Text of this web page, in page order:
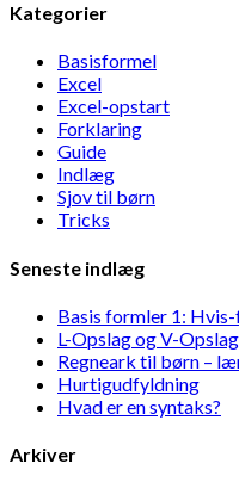
Kategorier
Basisformel
Excel
Excel-opstart
Forklaring
Guide
Indlæg
Sjov til børn
Tricks
Seneste indlæg
Basis formler 1:
L-Opslag og V-Opslag
Regneark til børn –
Hurtigudfyldning
Hvad er en syntaks?
Arkiver